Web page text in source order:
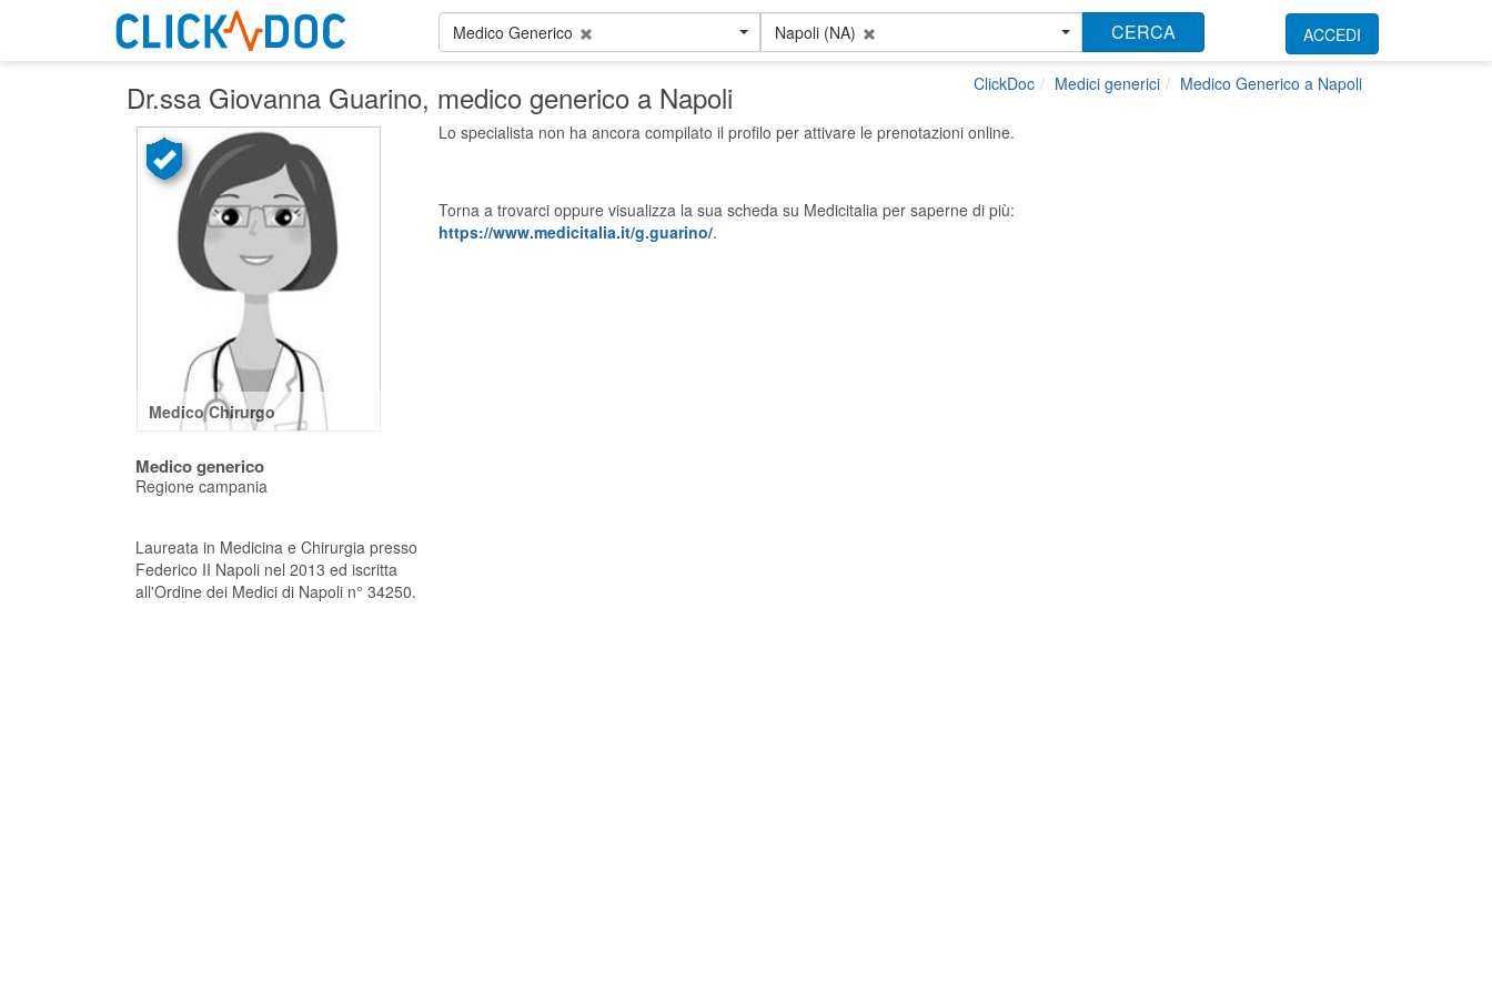
Medico Generico Napoli (NA) CERCA ACCEDI
Dr.ssa Giovanna Guarino, medico generico a Napoli ClickDoc Medici generici Medico Generico a Napoli
Medico Chirurgo
Medico generico
Regione campania
Laureata in Medicina e Chirurgia presso
Federico II Napoli nel 2013 ed iscritta
all'Ordine dei Medici di Napoli n° 34250.
Lo specialista non ha ancora compilato il profilo per attivare le prenotazioni online.
Torna a trovarci oppure visualizza la sua scheda su Medicitalia per saperne di più:
https://www.medicitalia.it/g.guarino/.